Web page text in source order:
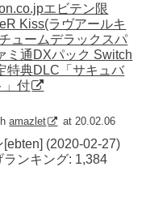
エビテン限
Kiss(ラヴアールキ
ュームデラックスパ
ミ通DXパック Switch
特典DLC「サキュバ
」付
amazlet at 20.02.06
[ebten] (2020-02-27)
ランキング: 1,384